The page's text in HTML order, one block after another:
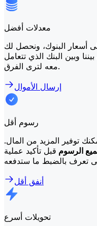
معدلات أفضل
أسعار البنوك، ونحصل لك
وبين البنك الذي تتعامل
معه لترى الفرق.
إرسال الأموال
رسوم أقل
توفير المزيد من المال.
الرسوم قبل تأكيد عملية
أنفق أقل
تحويلات أسرع